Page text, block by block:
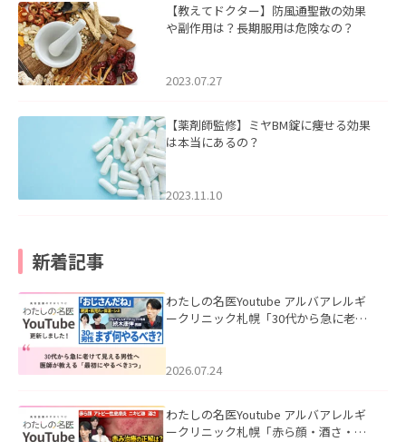
【教えてドクター】防風通聖散の効果
や副作用は？長期服用は危険なの？
2023.07.27
【薬剤師監修】ミヤBM錠に痩せる効果
は本当にあるの？
2023.11.10
新着記事
わたしの名医Youtube アルバアレルギ
ークリニック札幌「30代から急に老け
た。
2026.07.24
わたしの名医Youtube アルバアレルギ
ークリニック札幌「赤ら顔・酒さ・ニ